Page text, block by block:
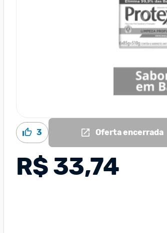
3 Oferta encerrada
R$ 33,74